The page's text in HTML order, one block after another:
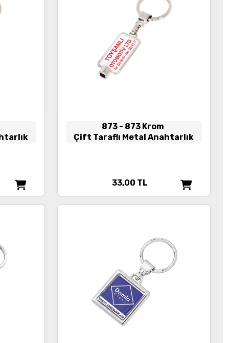
873 - 873 Krom
Çift Taraflı Metal Anahtarlık
33,00 TL